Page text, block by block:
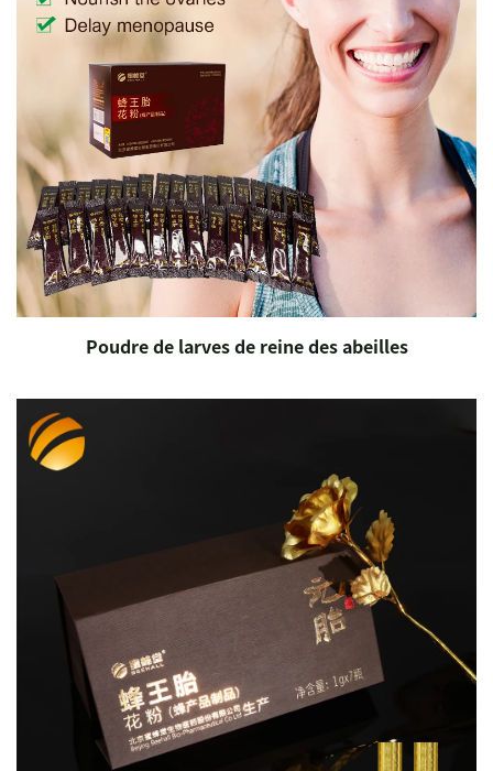
Poudre de larves de reine des abeilles